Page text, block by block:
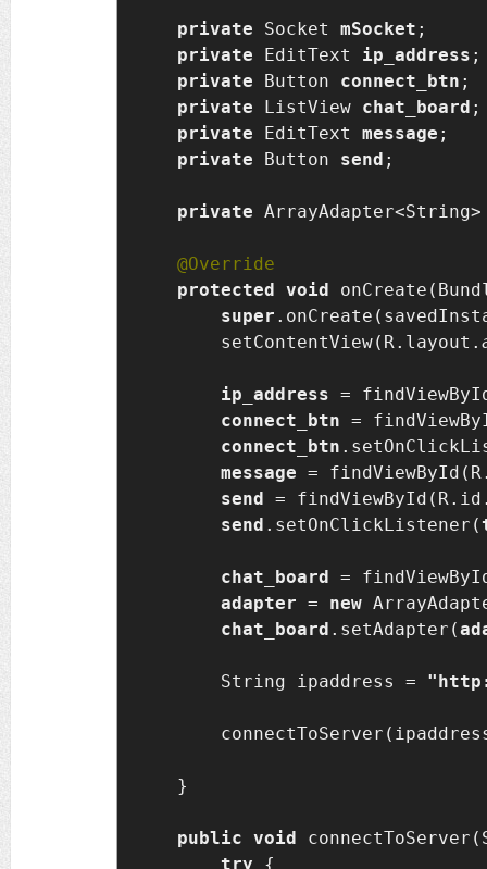
private Socket mSocket ;
private EditText ip_address ;
private Button connect_btn ;
private ListView chat_board ;
private EditText message ;
private Button send ;
private
protected void
super
        setContentView(R.layout.
ip_address =
connect_btn =
connect_btn
message =
send =
send .setOnClickListener(
chat_board =
adapter = new
chat_board .setAdapter(
        String ipaddress =
    }
public void
try {